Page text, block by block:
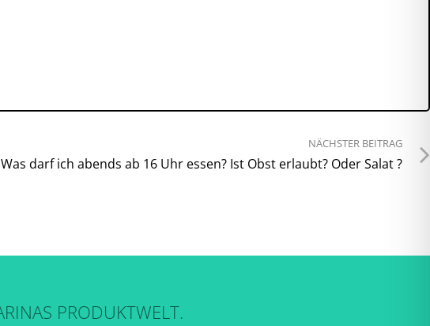
NÄCHSTER BEITRAG
Was darf ich abends ab 16 Uhr essen? Ist Obst erlaubt? Oder Salat ?
PRODUKTWELT.